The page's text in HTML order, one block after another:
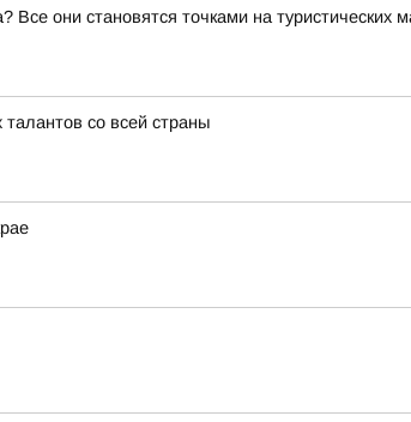
Все они становятся точками на туристических
со всей страны